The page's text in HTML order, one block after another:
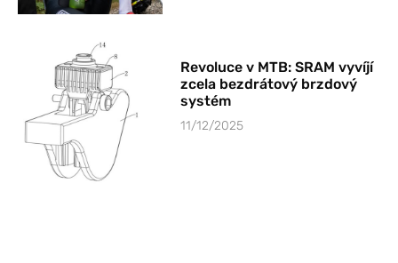
Revoluce v MTB: SRAM vyvíjí
zcela bezdrátový brzdový
systém
11/12/2025